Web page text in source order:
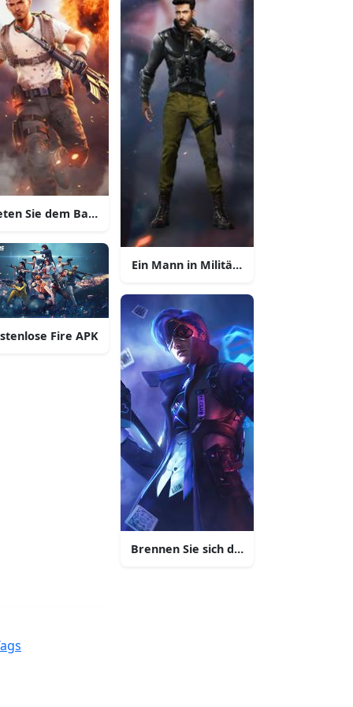
deine Feinde in Free Fire!
vor einem blauen Hintergrund
in Kostümen
Sie dem Battle Royale bei mit beeindruckenden Grafiken
Fire APK
Ein Mann in Militäruniform vor einer
Brennen Sie sich den Weg zum Sieg in